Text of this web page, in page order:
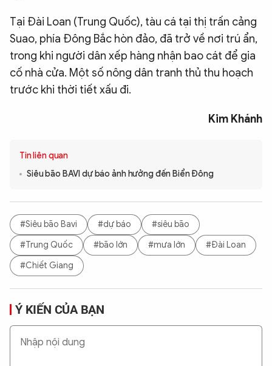
Tại Đài Loan (Trung Quốc), tàu cá tại thị trấn cảng
Suao, phía Đông Bắc hòn đảo, đã trở về nơi trú ẩn,
trong khi người dân xếp hàng nhận bao cát để gia
cố nhà cửa. Một số nông dân tranh thủ thu hoạch
trước khi thời tiết xấu đi.
Kim Khánh
Tin liên quan
Siêu bão BAVI dự báo ảnh hưởng đến Biển Đông
#Siêu bão Bavi #dự báo
#siêu bão
#Trung Quốc
#bão lớn #mưa lớn
#Đài Loan
#Chiết Giang
Ý KIẾN CỦA BẠN